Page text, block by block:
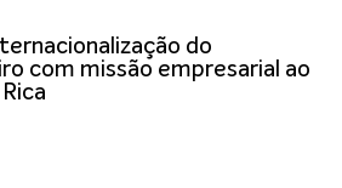
do
com missão empresarial ao